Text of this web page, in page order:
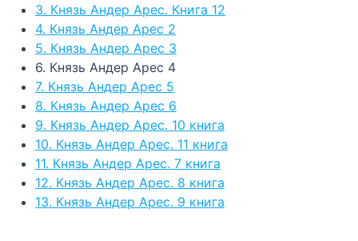
3. Князь Андер Арес. Книга 12
4. Князь Андер Арес 2
5. Князь Андер Арес 3
6. Князь Андер Арес 4
7. Князь Андер Арес 5
8. Князь Андер Арес 6
9. Князь Андер Арес. 10 книга
10. Князь Андер Арес. 11 книга
11. Князь Андер Арес. 7 книга
12. Князь Андер Арес. 8 книга
13. Князь Андер Арес. 9 книга